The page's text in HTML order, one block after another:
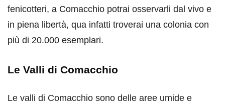
fenicotteri, a Comacchio potrai osservarli dal vivo e
in piena libertà, qua infatti troverai una colonia con
più di 20.000 esemplari.
Le Valli di Comacchio
Le valli di Comacchio sono delle aree umide e